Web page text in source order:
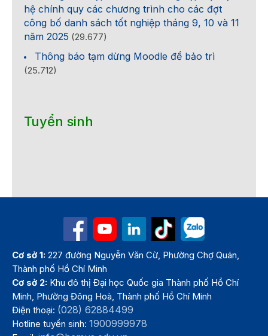
hệ chính quy các chương trình cho các đợt
công bố danh sách tốt nghiệp tháng 9, 10 và 11
năm 2025 (29.677)
Thông báo tạm dừng Moodle để bảo trì
(25.712)
Tuyển sinh
Cơ sở 1: 227 đường Nguyễn Văn Cừ, Phường Chợ Quán,
Thành phố Hồ Chí Minh
Cơ sở 2: Khu đô thị Đại học Quốc gia Thành phố Hồ Chí
Minh, Phường Đông Hoà, Thành phố Hồ Chí Minh
Điện thoại: (028) 62884499
Hotline tuyển sinh:1900999978